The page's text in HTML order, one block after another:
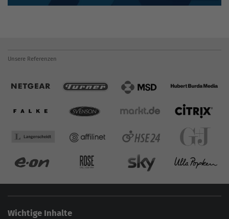
Unsere Referenzen
Wichtige Inhalte